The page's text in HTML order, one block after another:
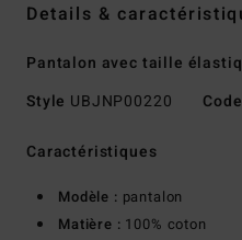
Details &
Pantalon avec taille
Style UBJNP00220
Caractéristiques
Modèle : pantalon
Matière : 100% coton